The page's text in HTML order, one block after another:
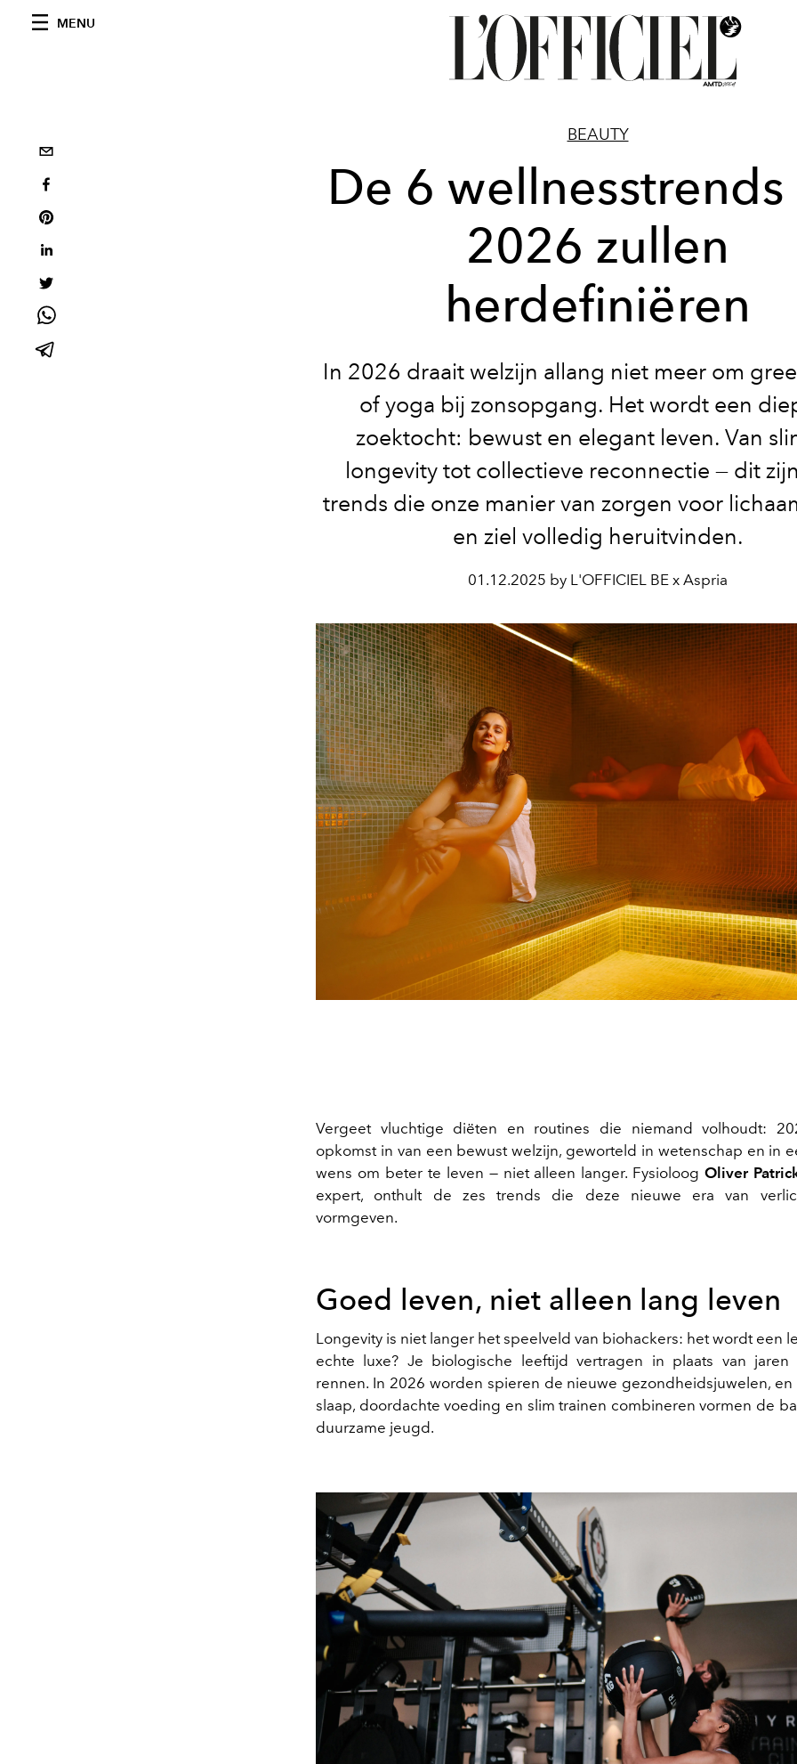
MENU
BEAUTY
De 6
2026 zullen
herdefiniëren
In 2026 draait welzijn allang niet meer om
of yoga bij zonsopgang. Het wordt een
zoektocht: bewust en elegant leven. Van
longevity tot collectieve reconnectie — dit
trends die onze manier van zorgen voor
en ziel volledig heruitvinden.
01.12.2025 by L'OFFICIEL BE x Aspria
Vergeet vluchtige diëten en routines die niemand volhoudt:
opkomst in van een bewust welzijn, geworteld in wetenschap en in
wens om beter te leven — niet alleen langer. FysioloogOliver
expert, onthult de zes trends die deze nieuwe era van
vormgeven.
Goed leven, niet alleen lang leven
Longevity is niet langer het speelveld van biohackers: het wordt een
echte luxe? Je biologische leeftijd vertragen in plaats van jaren
rennen. In 2026 worden spieren de nieuwe gezondheidsjuwelen,
slaap, doordachte voeding en slim trainen combineren vormen de
duurzame jeugd.